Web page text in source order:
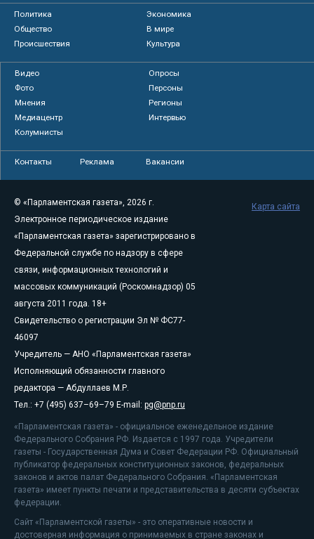
Политика
Экономика
Общество
В мире
Происшествия
Культура
Видео
Опросы
Фото
Персоны
Мнения
Регионы
Медиацентр
Интервью
Колумнисты
Контакты Реклама Вакансии
© «Парламентская газета», 2026 г.
Электронное периодическое издание
«Парламентская газета» зарегистрировано в
Федеральной службе по надзору в сфере
связи, информационных технологий и
массовых коммуникаций (Роскомнадзор) 05
августа 2011 года. 18+
Свидетельство о регистрации Эл № ФС77-
46097
Учредитель — АНО «Парламентская газета»
Исполняющий обязанности главного
редактора — Абдуллаев М.Р.
Тел.: +7 (495) 637–69–79 E-mail: pg@pnp.ru
«Парламентская газета» - официальное еженедельное издание
Федерального Собрания РФ. Издается с 1997 года. Учредители
газеты - Государственная Дума и Совет Федерации РФ. Официальный
публикатор федеральных конституционных законов, федеральных
законов и актов палат Федерального Собрания. «Парламентская
газета» имеет пункты печати и представительства в десяти субъектах
федерации.
Сайт «Парламентской газеты» - это оперативные новости и
достоверная информация о принимаемых в стране законах и
Карта сайта